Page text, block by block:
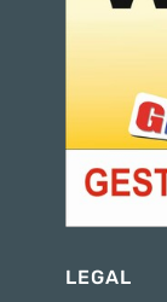
LEGAL